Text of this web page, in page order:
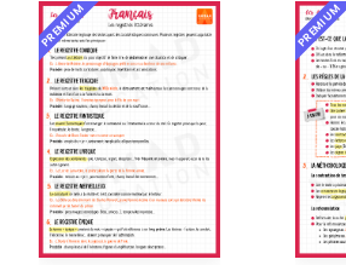
PREMIUM PREMIUM